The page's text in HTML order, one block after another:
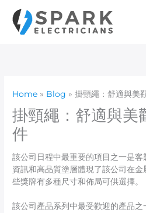
content
Home Blog 掛頸繩：舒適與美
掛頸繩：舒適與美
件
該公司日程中最重要的項目之一是
資訊和高品質塗層體現了該公司在
些獎牌有多種尺寸和佈局可供選擇。
該公司產品系列中最受歡迎的產品